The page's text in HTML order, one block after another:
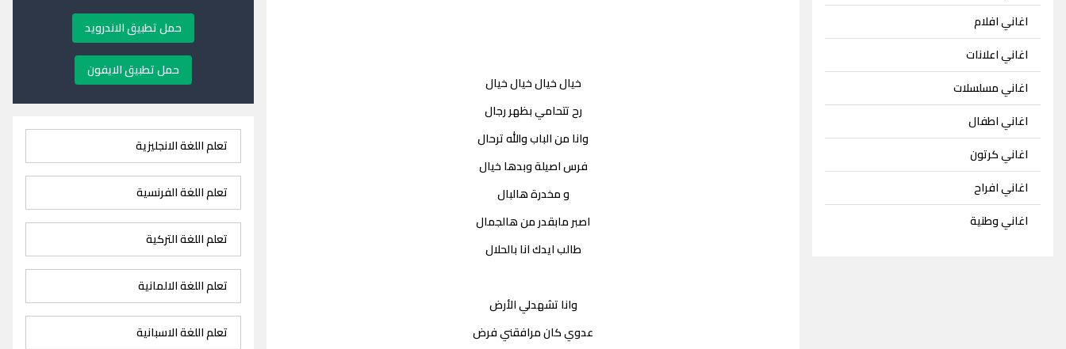
اغاني افلام
اغاني اعلانات
اغاني مسلسلات
اغاني اطفال
اغاني كرتون
اغاني افراح
اغاني وطنية
خيال خيال خيال خيال
رح تتحامي بظهر رجال
وانا من الباب والله ترحال
فرس اصيلة وبدها خيال
و مخدرة هالبال
اصبر مابقدر من هالجمال
طالب ايدك انا بالحلال
وانا تشهدلي الأرض
عدوي كان مرافقني فرض
حمل تطبيق الاندرويد
حمل تطبيق الايفون
تعلم اللغة الانجليزية
تعلم اللغة الفرنسية
تعلم اللغة التركية
تعلم اللغة الالمانية
تعلم اللغة الاسبانية